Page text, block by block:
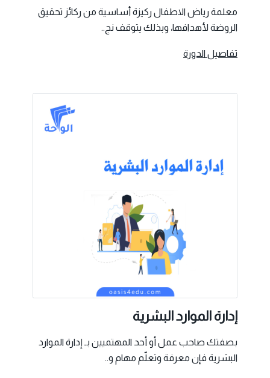
معلمة رياض الاطفال ركيزة أساسية من ركائز تحقيق
الروضة لأهدافها، وبذلك يتوقف نج..
تفاصيل الدورة
إدارة الموارد البشرية
بصفتك صاحب عمل أو أحد المهتميين بـ إدارة الموارد
البشرية فإن معرفة وتعلّم مهام و..